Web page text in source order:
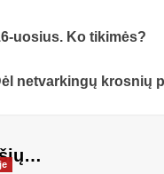
uosius. Ko tikimės?
netvarkingų krosnių